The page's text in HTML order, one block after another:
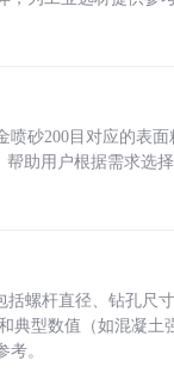
砂200目对应的表
助用户根据需求选择
螺杆直径、钻孔尺
典型数值（如混凝土
。